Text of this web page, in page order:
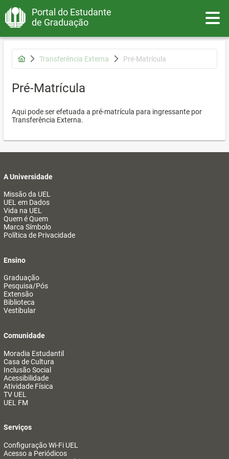
Portal do Estudante
de Graduação
Transferência Externa Pré-Matrícula
Pré-Matrícula
Aqui pode ser efetuada a pré-matrícula para ingressante por
Transferência Externa.
A Universidade
Missão da UEL
UEL em Dados
Vida na UEL
Quem é Quem
Marca Símbolo
Política de Privacidade
Ensino
Graduação
Pesquisa/Pós
Extensão
Biblioteca
Vestibular
Comunidade
Moradia Estudantil
Casa de Cultura
Inclusão Social
Acessibilidade
Atividade Física
TV UEL
UEL FM
Serviços
Configuração Wi-Fi UEL
Acesso a Periódicos